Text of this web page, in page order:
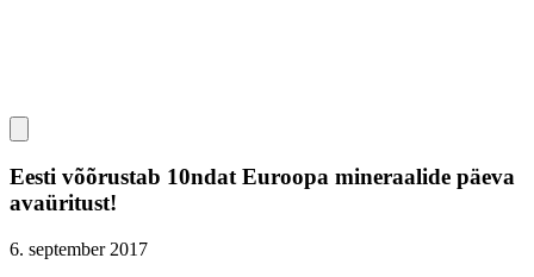
Eesti võõrustab 10ndat Euroopa mineraalide päeva
avaüritust!
6. september 2017